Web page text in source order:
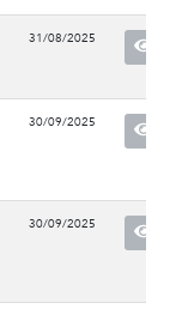
31/08/2025
30/09/2025
30/09/2025